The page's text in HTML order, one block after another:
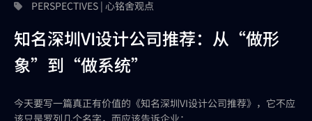
PERSPECTIVES | 心铭舍观点
知名深圳VI设计公司推荐：从“做形
象”到“做系统”
今天要写一篇真正有价值的《知名深圳VI设计公司推荐》，它不应
该只是罗列几个名字，而应该告诉企业：